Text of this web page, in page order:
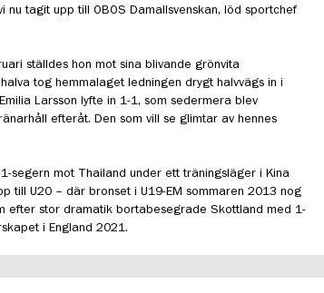
tagit upp till OBOS Damallsvenskan, löd sportchef
ställdes hon mot sina blivande grönvita
tog hemmalaget ledningen drygt halvvägs in i
Larsson lyfte in 1-1, som sedermera blev
efteråt. Den som vill se glimtar av hennes
segern mot Thailand under ett träningsläger i Kina
till U20 – där bronset i U19-EM sommaren 2013 nog
efter stor dramatik bortabesegrade Skottland med 1-
i England 2021.